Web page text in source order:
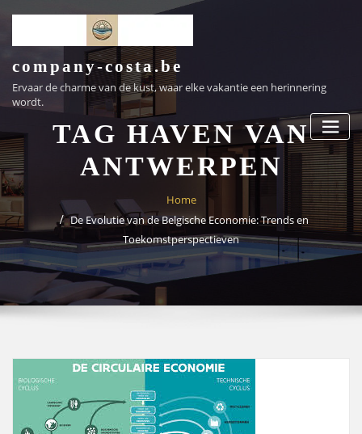
inhoud
company-costa.be
Ervaar de charme van de kust, waar elke vakantie een herinnering
wordt.
TAG HAVEN VAN
ANTWERPEN
Home
De Evolutie van de Belgische Economie: Trends en
Toekomstperspectieven